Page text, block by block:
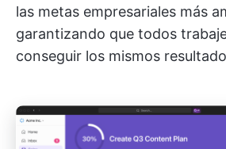
las metas empresariales más
garantizando que todos
conseguir los mismos